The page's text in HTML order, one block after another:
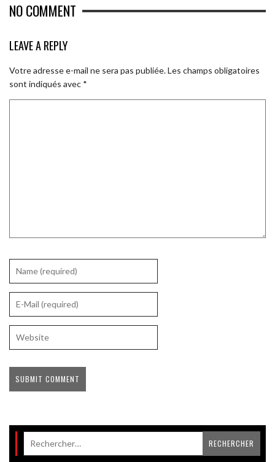
NO COMMENT
LEAVE A REPLY
Votre adresse e-mail ne sera pas publiée.Les champs obligatoires
sont indiqués avec *